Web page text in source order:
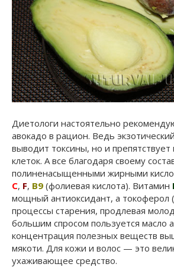
Диетологи настоятельно
авокадо в рацион. Ведь
выводит токсины, но и
клеток. А все благодаря своему
полиненасыщенными жирными
С, F, В9 (фолиевая кислота). Витамин
мощный антиоксидант, а токоферол (
процессы старения, продлевая
большим спросом пользуется масло
концентрация полезных веществ
мякоти. Для кожи и волос — это
ухаживающее средство.